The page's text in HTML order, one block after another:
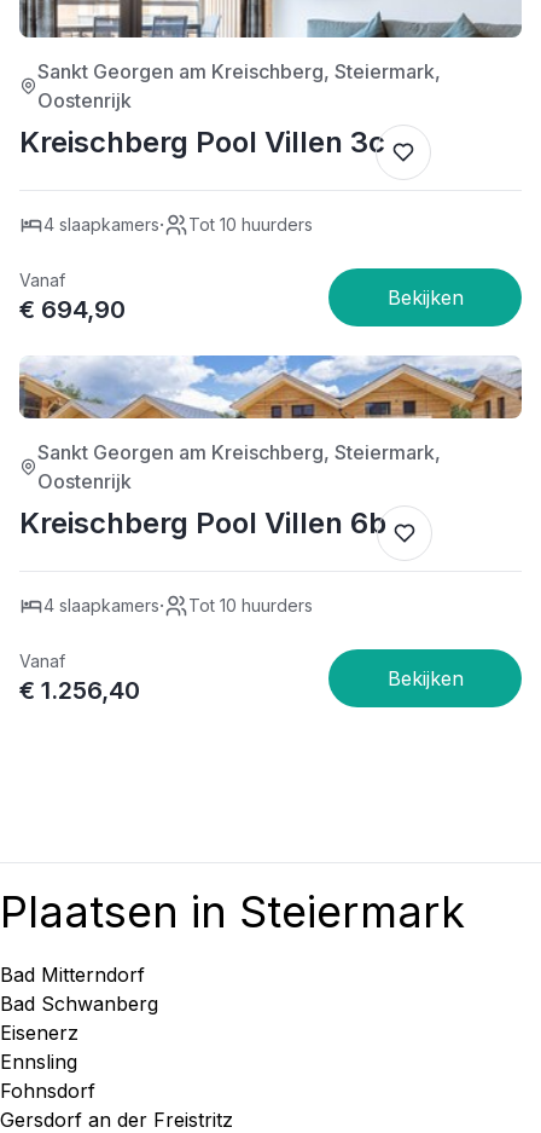
4/5
Sankt Georgen am Kreischberg, Steiermark,
Oostenrijk
Kreischberg Pool Villen 3c
4 slaapkamers· Tot 10 huurders
Vanaf
€ 694,90
4/5
Sankt Georgen am Kreischberg, Steiermark,
Oostenrijk
Kreischberg Pool Villen 6b
4 slaapkamers· Tot 10 huurders
Vanaf
€ 1.256,40
Plaatsen in Steiermark
Bad Mitterndorf
Bad Schwanberg
Eisenerz
Ennsling
Fohnsdorf
Gersdorf an der Freistritz